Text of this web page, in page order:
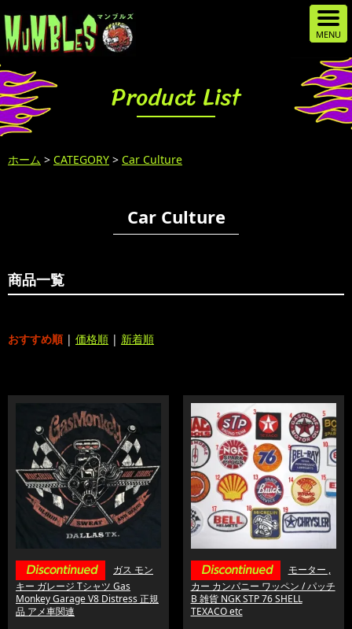
Product List
ホーム > CATEGORY > Car Culture
Car Culture
商品一覧
おすすめ順 | 価格順 | 新着順
ガス モン
キー ガレージ Tシャツ Gas
Monkey Garage V8 Distress 正規
品 アメ車関連
モーター ,
カー カンパニー ワッペン / パッチ
B 雑貨 NGK STP 76 SHELL
TEXACO etc